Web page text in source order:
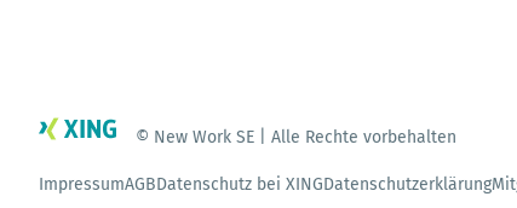
© New Work SE | Alle Rechte vorbehalten
ImpressumAGBDatenschutz bei XINGDatenschutzerklärung